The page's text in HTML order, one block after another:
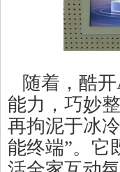
随着，酷开
能力，巧妙
再拘泥于冰
能终端”。它